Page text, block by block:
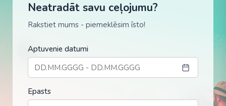
Neatradāt savu ceļojumu?
Rakstiet mums - piemeklēsim īsto!
Aptuvenie datumi
Epasts